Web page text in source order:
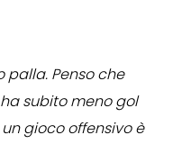
Penso che
subito meno gol
gioco offensivo è